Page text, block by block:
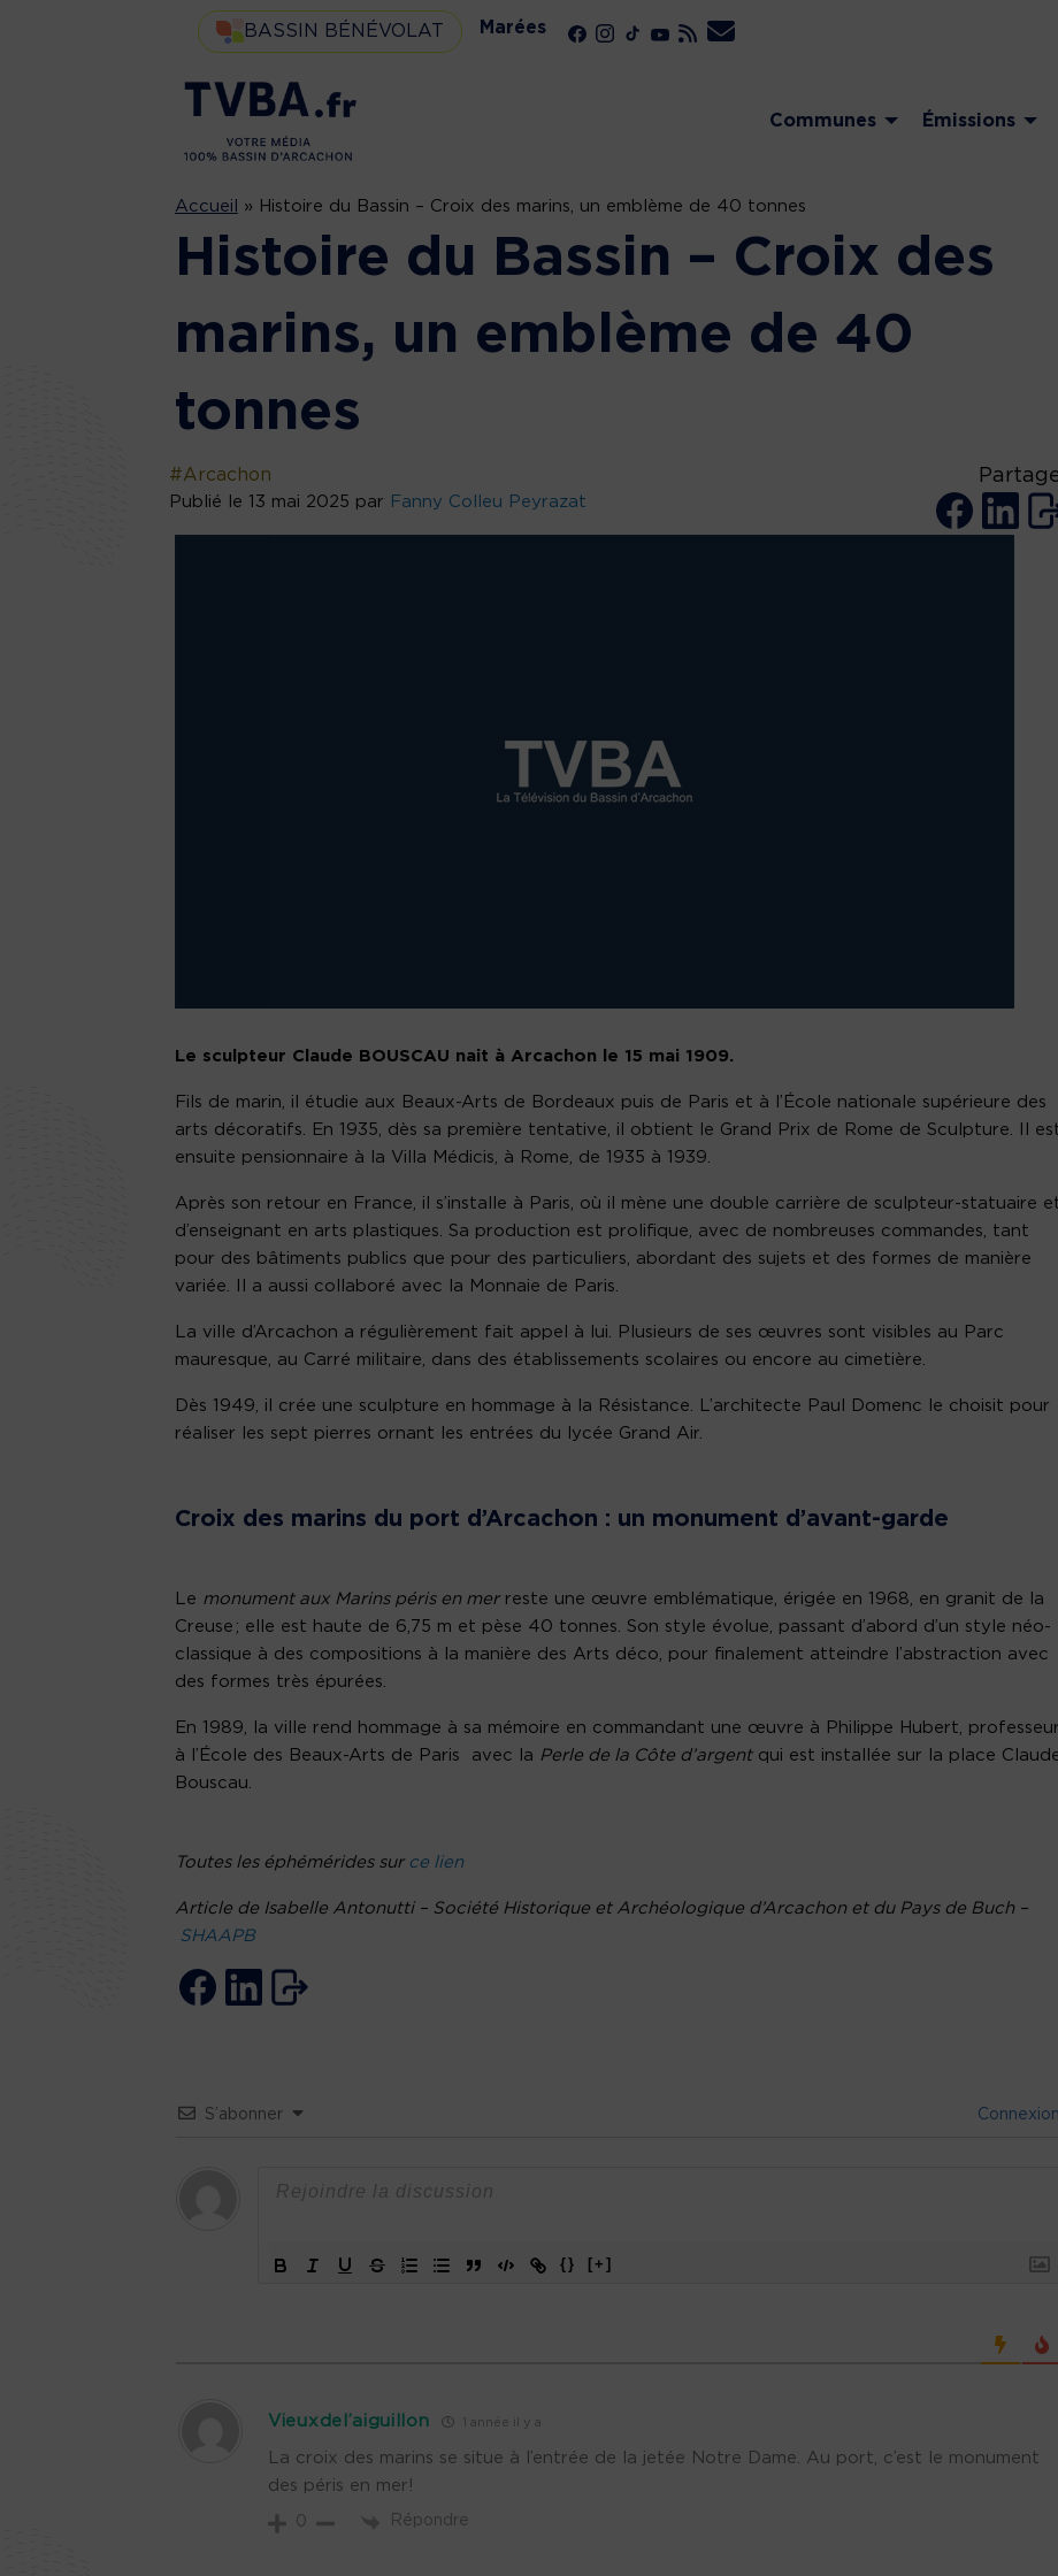
BASSIN BÉNÉVOLAT Marées
Communes Émissions
Accueil » Histoire du Bassin – Croix des marins, un emblème de 40 tonnes
Histoire du Bassin – Croix des
marins, un emblème de 40
tonnes
#Arcachon
Publié le 13 mai 2025 par Fanny Colleu Peyrazat
Le sculpteur Claude BOUSCAU nait à Arcachon le 15 mai 1909.
Fils de marin, il étudie aux Beaux-Arts de Bordeaux puis de Paris et à l’École nationale supérieure des
arts décoratifs. En 1935, dès sa première tentative, il obtient le Grand Prix de Rome de Sculpture. Il
ensuite pensionnaire à la Villa Médicis, à Rome, de 1935 à 1939.
Après son retour en France, il s’installe à Paris, où il mène une double carrière de sculpteur-statuaire
d’enseignant en arts plastiques. Sa production est prolifique, avec de nombreuses commandes, tant
pour des bâtiments publics que pour des particuliers, abordant des sujets et des formes de manière
variée. Il a aussi collaboré avec la Monnaie de Paris.
La ville d’Arcachon a régulièrement fait appel à lui. Plusieurs de ses œuvres sont visibles au Parc
mauresque, au Carré militaire, dans des établissements scolaires ou encore au cimetière.
Dès 1949, il crée une sculpture en hommage à la Résistance. L’architecte Paul Domenc le choisit pour
réaliser les sept pierres ornant les entrées du lycée Grand Air.
Croix des marins du port d’Arcachon : un monument d’avant-garde
Le monument aux Marins péris en merreste une œuvre emblématique, érigée en 1968, en granit de la
Creuse ; elle est haute de 6,75 m et pèse 40 tonnes. Son style évolue, passant d’abord d’un style néo-
classique à des compositions à la manière des Arts déco, pour finalement atteindre l’abstraction avec
des formes très épurées.
En 1989, la ville rend hommage à sa mémoire en commandant une œuvre à Philippe Hubert, professeur
à l’École des Beaux-Arts de Paris avec la Perle de la Côte d’argentqui est installée sur la place
Bouscau.
Toutes les éphémérides sur ce lien
Article de Isabelle Antonutti – Société Historique et Archéologique d’Arcachon et du Pays de Buch –
SHAAPB
S’abonner Connexion
{} [+]
Vieuxdel’aiguillon 1 année il y a
La croix des marins se situe à l’entrée de la jetée Notre Dame. Au port, c’est le monument
des péris en mer!
0 Répondre